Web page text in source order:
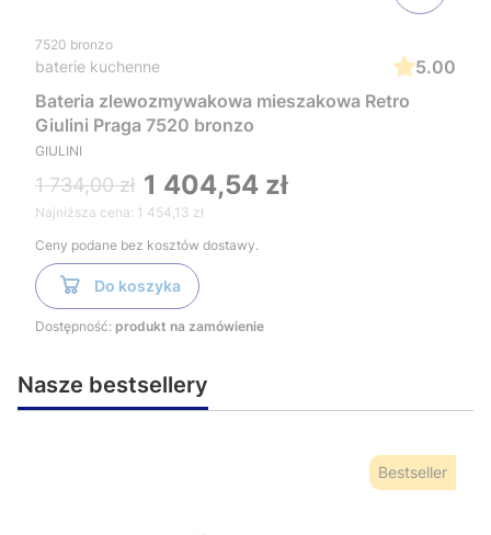
7520 bronzo
baterie kuchenne
5.00
Bateria zlewozmywakowa mieszakowa Retro
Giulini Praga 7520 bronzo
GIULINI
1 734,00 zł 1 404,54 zł
Najniższa cena: 1 454,13 zł
Ceny podane bez kosztów dostawy.
Do koszyka
Dostępność: produkt na zamówienie
Nasze bestsellery
Bestseller